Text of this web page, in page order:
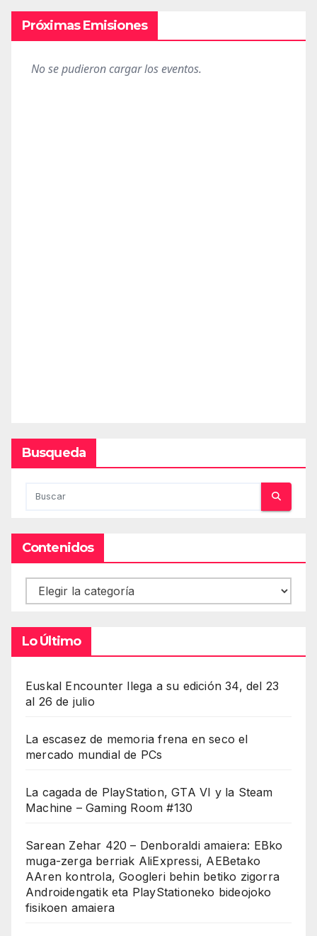
Próximas Emisiones
Busqueda
Contenidos
Contenidos
Lo Último
Euskal Encounter llega a su edición 34, del 23
al 26 de julio
La escasez de memoria frena en seco el
mercado mundial de PCs
La cagada de PlayStation, GTA VI y la Steam
Machine – Gaming Room #130
Sarean Zehar 420 – Denboraldi amaiera: EBko
muga-zerga berriak AliExpressi, AEBetako
AAren kontrola, Googleri behin betiko zigorra
Androidengatik eta PlayStationeko bideojoko
fisikoen amaiera